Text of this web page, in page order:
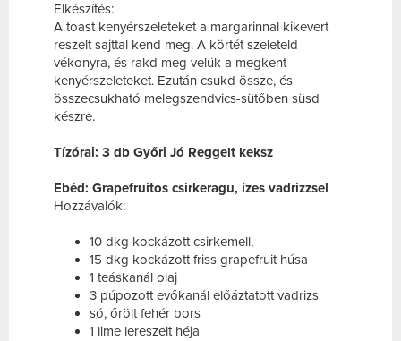
Elkészítés:
A toast kenyérszeleteket a margarinnal kikevert
reszelt sajttal kend meg. A körtét szeleteld
vékonyra, és rakd meg velük a megkent
kenyérszeleteket. Ezután csukd össze, és
összecsukható melegszendvics-sütőben süsd
készre.
Tízórai: 3 db Győri Jó Reggelt keksz
Ebéd: Grapefruitos csirkeragu, ízes vadrizzsel
Hozzávalók:
10 dkg kockázott csirkemell,
15 dkg kockázott friss grapefruit húsa
1 teáskanál olaj
3 púpozott evőkanál előáztatott vadrizs
só, őrölt fehér bors
1 lime lereszelt héja